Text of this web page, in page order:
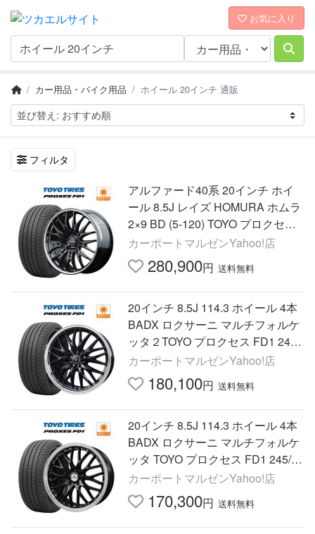
お気に入り
カー用品・バイク用品 ホイール 20インチ 通販
フィルタ
アルファード40系 20インチ ホイ
ール 8.5J レイズ HOMURA ホムラ
2×9 BD (5-120) TOYO プロクセス
FD1 245/45R20
カーポートマルゼンYahoo!店
280,900円 送料無料
20インチ 8.5J 114.3 ホイール 4本
BADX ロクサーニ マルチフォルケ
ッタ２TOYO プロクセス FD1 245/
45R20
カーポートマルゼンYahoo!店
180,100円 送料無料
20インチ 8.5J 114.3 ホイール 4本
BADX ロクサーニ マルチフォルケ
ッタ TOYO プロクセス FD1 245/35
R20
カーポートマルゼンYahoo!店
170,300円 送料無料